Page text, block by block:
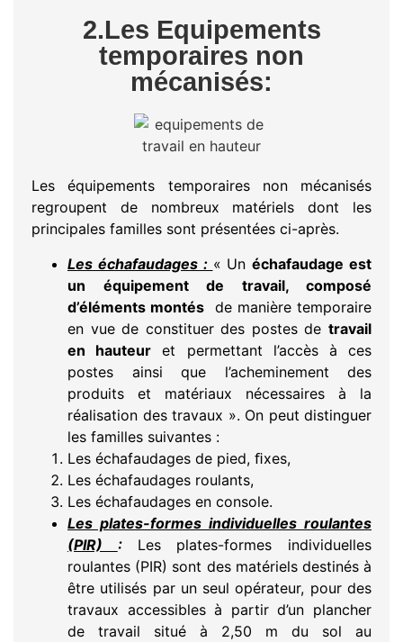
2.Les Equipements
temporaires non
mécanisés:
Les équipements temporaires non mécanisés
regroupent de nombreux matériels dont les
principales familles sont présentées ci-après.
Les échafaudages : « Unéchafaudage est
un équipement de travail, composé
d’éléments montés de manière temporaire
en vue de constituer des postes de travail
en hauteur et permettant l’accès à ces
postes ainsi que l’acheminement des
produits et matériaux nécessaires à la
réalisation des travaux ». On peut distinguer
les familles suivantes :
Les échafaudages de pied, ﬁxes,
Les échafaudages roulants,
Les échafaudages en console.
Les plates-formes individuelles roulantes
(PIR) : Les plates-formes individuelles
roulantes (PIR) sont des matériels destinés à
être utilisés par un seul opérateur, pour des
travaux accessibles à partir d’un plancher
de travail situé à 2,50 m du sol au